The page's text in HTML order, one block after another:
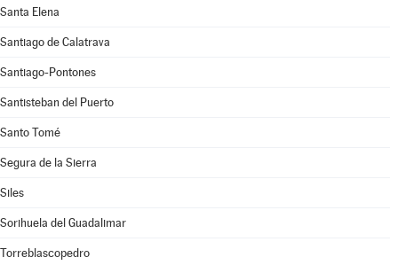
Santa Elena
Santiago de Calatrava
Santiago-Pontones
Santisteban del Puerto
Santo Tomé
Segura de la Sierra
Siles
Sorihuela del Guadalimar
Torreblascopedro